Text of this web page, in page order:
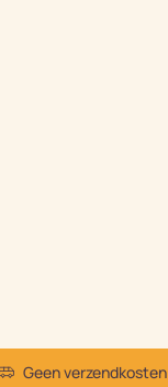
Geen verzendkosten